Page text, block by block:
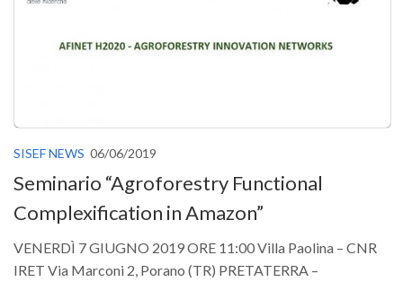
SISEF NEWS 06/06/2019
Seminario “Agroforestry Functional
Complexification in Amazon”
VENERDÌ 7 GIUGNO 2019 ORE 11:00 Villa Paolina – CNR
IRET Via Marconi 2, Porano (TR) PRETATERRA –